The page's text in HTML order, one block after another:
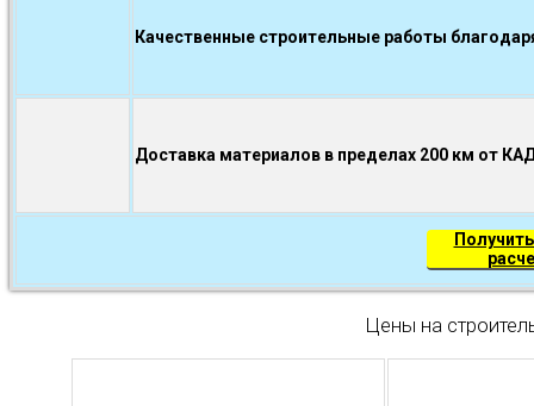
Качественные строительные работы
Доставка материалов в пределах 200 км от
Цены на